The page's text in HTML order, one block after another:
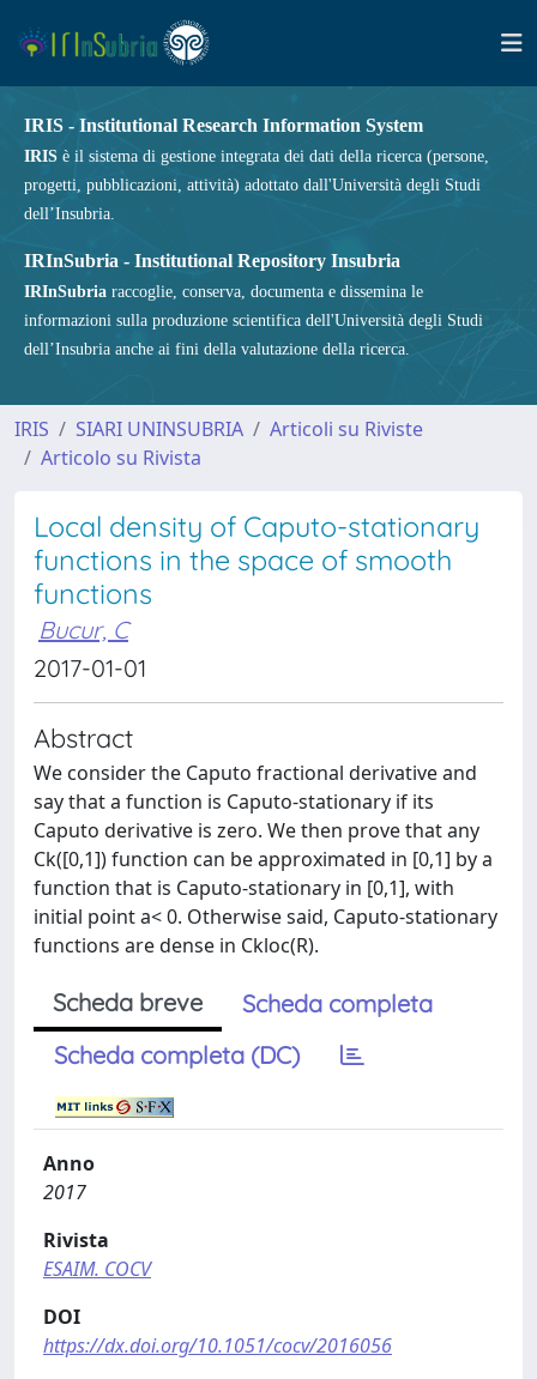
IRIS - Institutional Research Information System
IRIS è il sistema di gestione integrata dei dati della ricerca (persone,
progetti, pubblicazioni, attività) adottato dall'Università degli Studi
dell’Insubria.
IRInSubria - Institutional Repository Insubria
IRInSubria raccoglie, conserva, documenta e dissemina le
informazioni sulla produzione scientifica dell'Università degli Studi
dell’Insubria anche ai fini della valutazione della ricerca.
IRIS SIARI UNINSUBRIA
Articoli su Riviste
Articolo su Rivista
Local density of Caputo-stationary
functions in the space of smooth
functions
Bucur, C
2017-01-01
Abstract
We consider the Caputo fractional derivative and
say that a function is Caputo-stationary if its
Caputo derivative is zero. We then prove that any
Ck([0,1]) function can be approximated in [0,1] by a
function that is Caputo-stationary in [0,1], with
initial point a< 0. Otherwise said, Caputo-stationary
functions are dense in Ckloc(R).
Scheda breve
Scheda completa
Scheda completa (DC)
Anno
2017
Rivista
ESAIM. COCV
DOI
https://dx.doi.org/10.1051/cocv/2016056